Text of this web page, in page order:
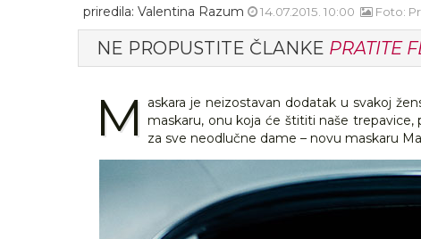
priredila: Valentina Razum 14.07.2015. 10:00 Foto:
NE PROPUSTITE ČLANKE PRATITE
M askara je neizostavan dodatak u svakoj
maskaru, onu koja će štititi naše
za sve neodlučne dame – novu maskaru